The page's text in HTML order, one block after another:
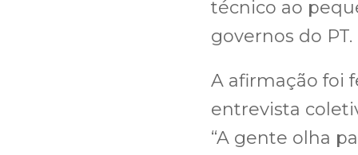
técnico ao
governos do PT.
A afirmação foi
entrevista
“A gente olha